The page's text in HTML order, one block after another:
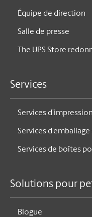
Équipe de direction
Salle de presse
The UPS Store
Services
Services d’impression
Services
Services de boîtes
Solutions pour
Blogue